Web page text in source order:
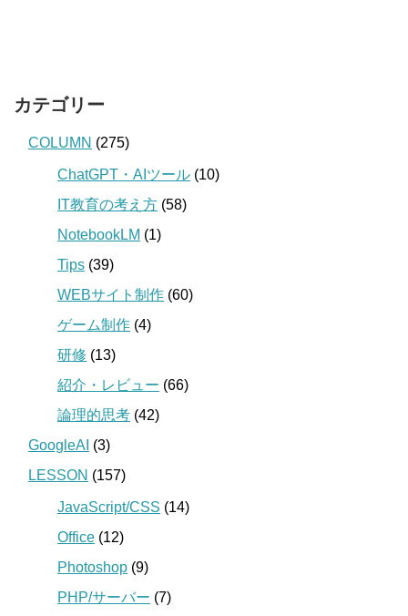
カテゴリー
COLUMN (275)
ChatGPT・AIツール (10)
IT教育の考え方 (58)
NotebookLM (1)
Tips (39)
WEBサイト制作 (60)
ゲーム制作 (4)
研修 (13)
紹介・レビュー (66)
論理的思考 (42)
GoogleAI (3)
LESSON (157)
JavaScript/CSS (14)
Office (12)
Photoshop (9)
PHP/サーバー (7)